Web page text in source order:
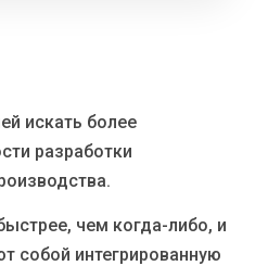
искать более
разработки
чем когда-либо, и
собой интегрированную